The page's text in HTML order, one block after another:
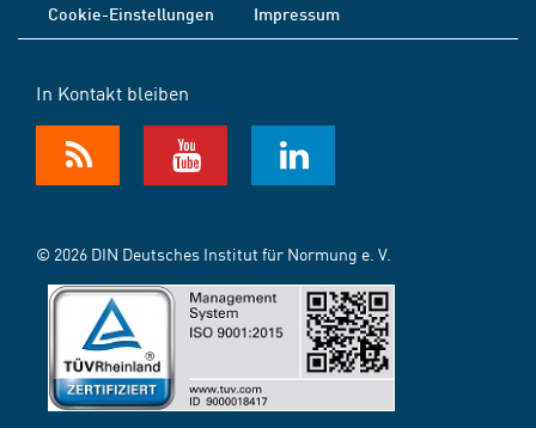
Cookie-Einstellungen
Impressum
In Kontakt bleiben
© 2026 DIN Deutsches Institut für Normung e. V.